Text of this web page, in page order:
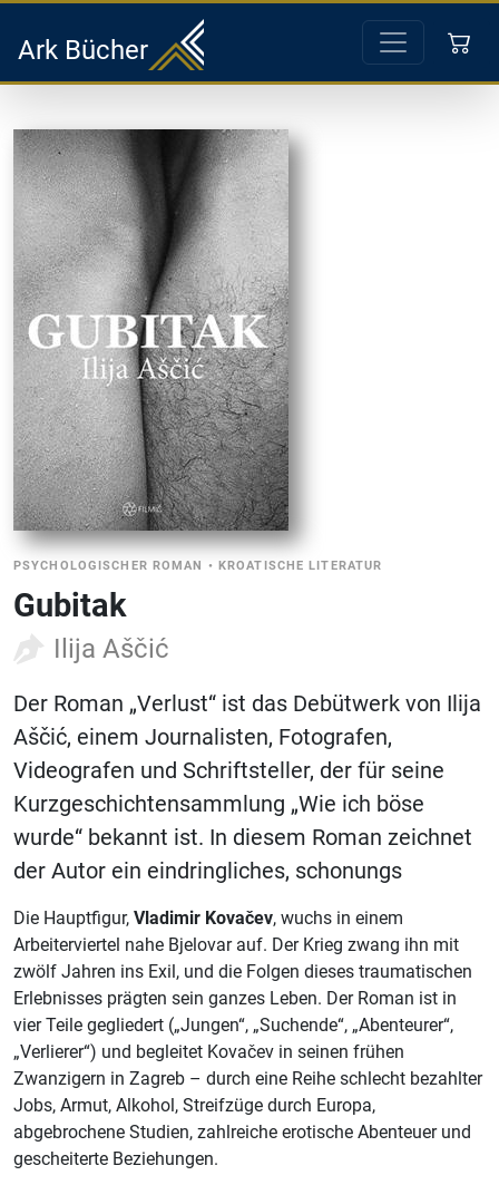
Ark Bücher
PSYCHOLOGISCHER ROMAN • KROATISCHE LITERATUR
Gubitak
Ilija Aščić
Der Roman „Verlust“ ist das Debütwerk von Ilija
Aščić, einem Journalisten, Fotografen,
Videografen und Schriftsteller, der für seine
Kurzgeschichtensammlung „Wie ich böse
wurde“ bekannt ist. In diesem Roman zeichnet
der Autor ein eindringliches, schonungs
Die Hauptfigur, Vladimir Kovačev, wuchs in einem
Arbeiterviertel nahe Bjelovar auf. Der Krieg zwang ihn mit
zwölf Jahren ins Exil, und die Folgen dieses traumatischen
Erlebnisses prägten sein ganzes Leben. Der Roman ist in
vier Teile gegliedert („Jungen“, „Suchende“, „Abenteurer“,
„Verlierer“) und begleitet Kovačev in seinen frühen
Zwanzigern in Zagreb – durch eine Reihe schlecht bezahlter
Jobs, Armut, Alkohol, Streifzüge durch Europa,
abgebrochene Studien, zahlreiche erotische Abenteuer und
gescheiterte Beziehungen.